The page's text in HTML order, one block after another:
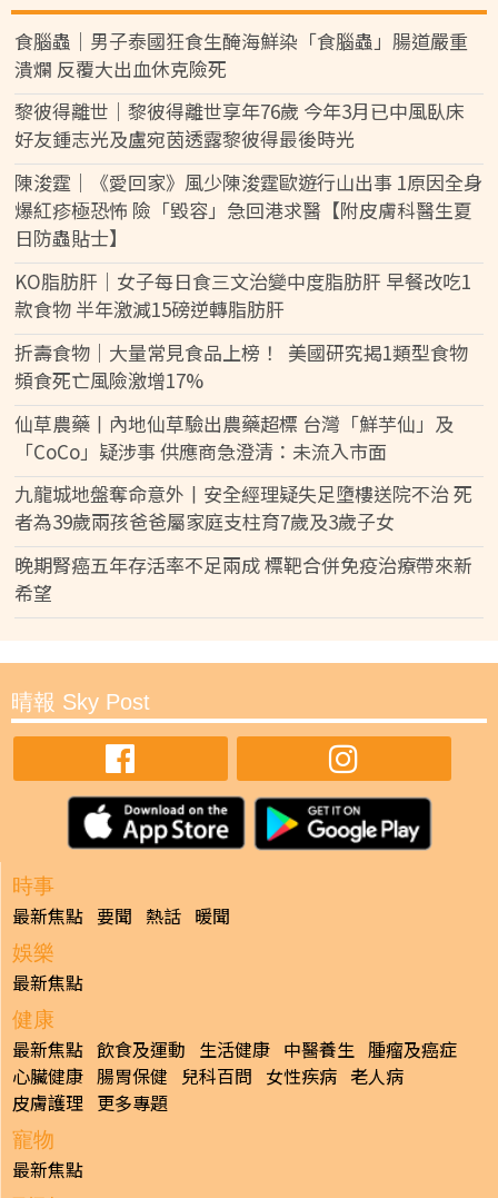
食腦蟲｜男子泰國狂食生醃海鮮染「食腦蟲」腸道嚴重
潰爛 反覆大出血休克險死
黎彼得離世｜黎彼得離世享年76歲 今年3月已中風臥床
好友鍾志光及盧宛茵透露黎彼得最後時光
陳浚霆｜《愛回家》風少陳浚霆歐遊行山出事 1原因全身
爆紅疹極恐怖 險「毀容」急回港求醫【附皮膚科醫生夏
日防蟲貼士】
KO脂肪肝｜女子每日食三文治變中度脂肪肝 早餐改吃1
款食物 半年激減15磅逆轉脂肪肝
折壽食物｜大量常見食品上榜！ 美國研究揭1類型食物
頻食死亡風險激增17%
仙草農藥丨內地仙草驗出農藥超標 台灣「鮮芋仙」及
「CoCo」疑涉事 供應商急澄清：未流入市面
九龍城地盤奪命意外丨安全經理疑失足墮樓送院不治 死
者為39歲兩孩爸爸屬家庭支柱育7歲及3歲子女
晚期腎癌五年存活率不足兩成 標靶合併免疫治療帶來新
希望
晴報 Sky Post
時事
最新焦點 要聞 熱話 暖聞
娛樂
最新焦點
健康
最新焦點 飲食及運動 生活健康 中醫養生 腫瘤及癌症
心臟健康 腸胃保健 兒科百問 女性疾病 老人病
皮膚護理 更多專題
寵物
最新焦點